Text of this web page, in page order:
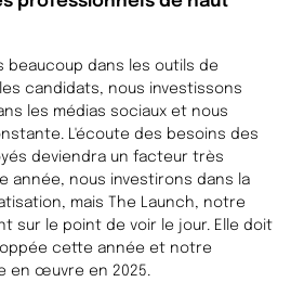
beaucoup dans les outils de
candidats, nous investissons
les médias sociaux et nous
L'écoute des besoins des
deviendra un facteur très
année, nous investirons dans la
mais The Launch, notre
sur le point de voir le jour. Elle doit
cette année et notre
en œuvre en 2025.